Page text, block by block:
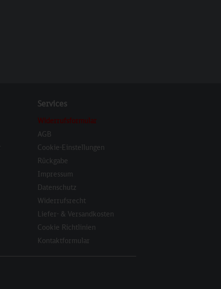
Services
Widerrufsformular
AGB
Cookie-Einstellungen
Rückgabe
Impressum
Datenschutz
Widerrufsrecht
Liefer- & Versandkosten
Cookie Richtlinien
Kontaktformular